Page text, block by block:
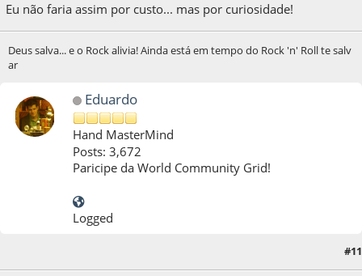
Eu não faria assim por custo... mas por curiosidade!
Deus salva... e o Rock alivia! Ainda está em tempo do Rock 'n' Roll te salv
ar
Eduardo
Hand MasterMind
Posts: 3,672
Paricipe da World Community Grid!
Logged
#11